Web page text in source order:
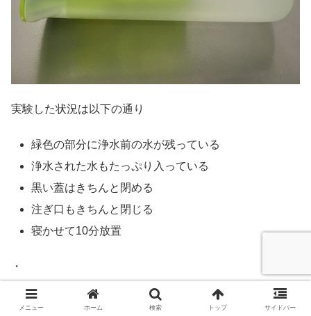
実験した状況は以下の通り
緑色の部分に浄水前の水が残っている
浄水された水もたっぷり入っている
黒い蓋はきちんと閉める
注ぎ口もきちんと閉じる
寝かせて10分放置
・
・メニュー ホーム 検索 トップ サイドバー